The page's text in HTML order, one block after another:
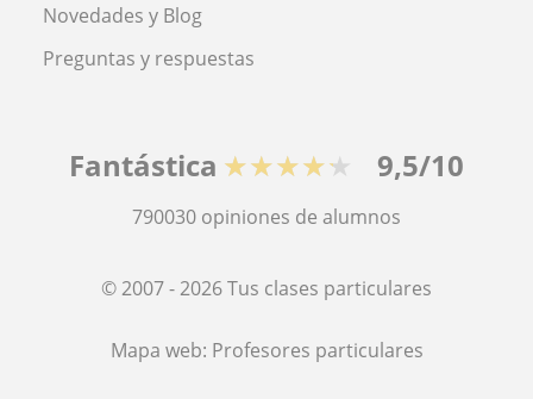
Novedades y Blog
Preguntas y respuestas
Fantástica ★★★★★ 9,5/10
790030 opiniones de alumnos
© 2007 - 2026 Tus clases particulares
Mapa web: Profesores particulares